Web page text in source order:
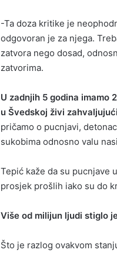
-Ta doza kritike je
odgovoran je za njega.
zatvora nego dosad,
zatvorima.
U zadnjih 5 godina imamo
u Švedskoj živi
pričamo o pucnjavi,
sukobima odnosno valu
Tepić kaže da su pucnjave
prosjek prošlih iako su do
Više od milijun ljudi stiglo
Što je razlog ovakvom